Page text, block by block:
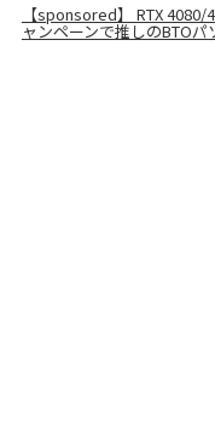
【sponsored】 RTX
ャンペーンで推しのBTOパ